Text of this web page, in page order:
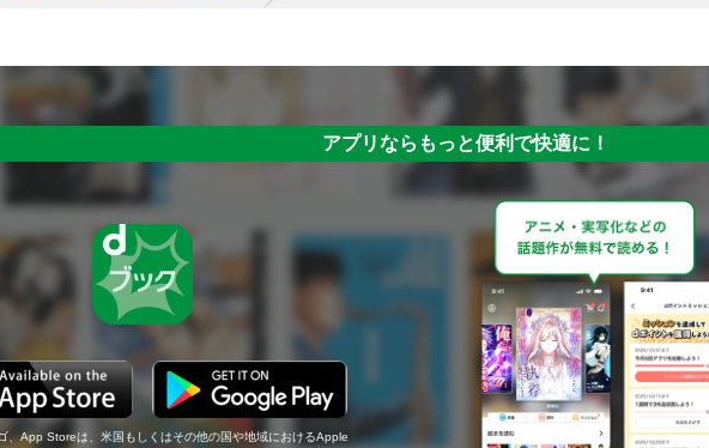
アプリならもっと便利で快適に！
、App Storeは、米国もしくはその他の国や地域におけるApple